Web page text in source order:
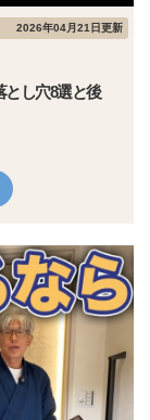
2026年04月21日更新
とし穴8選と後